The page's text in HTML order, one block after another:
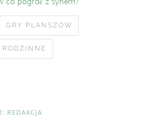
GRY PLANSZOW
RODZINNE
REDAKCJA